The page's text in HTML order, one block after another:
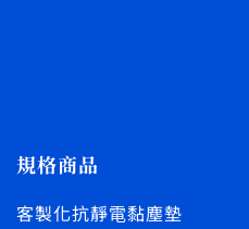
規格商品
客製化抗靜電黏塵墊